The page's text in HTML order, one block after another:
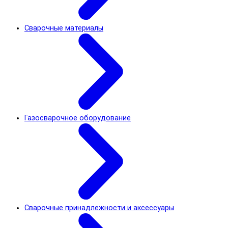
Сварочные материалы
Газосварочное оборудование
Сварочные принадлежности и аксессуары